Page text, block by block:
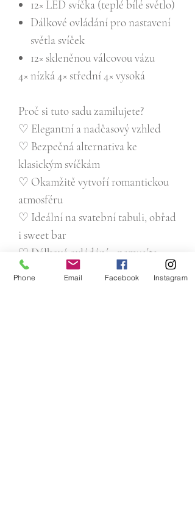
12× LED svíčka (teplé bílé světlo)
Dálkové ovládání pro nastavení
světla svíček
12× skleněnou válcovou vázu
4× nízká 4× střední 4× vysoká
Proč si tuto sadu zamilujete?
♡ Elegantní a nadčasový vzhled
♡ Bezpečná alternativa ke
klasickým svíčkám
♡ Okamžitě vytvoří romantickou
atmosféru
♡ Ideální na svatební tabuli, obřad
i sweet bar
♡ Dálkové ovládání - nemusíte
svíčky jednotlivě nastavovat
Phone Email Facebook Instagram